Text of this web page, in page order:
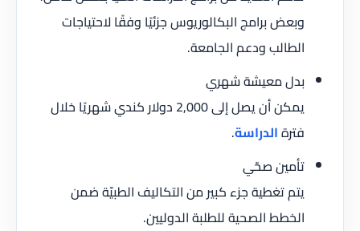
وبعض برامج البكالوريوس جزئيًا وفقًا لاحتياجات
الطالب ودعم الجامعة.
بدل معيشة شهري
يمكن أن يصل إلى 2,000 دولار كندي شهريًا خلال
فترةالدراسة.
تأمين صحّي
يتم تغطية جزء كبير من التكاليف الطبيّة ضمن
الخطط الصحية للطلبة الدوليين.